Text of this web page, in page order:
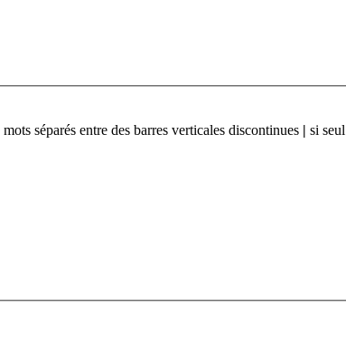
séparés entre des barres verticales discontinues | si